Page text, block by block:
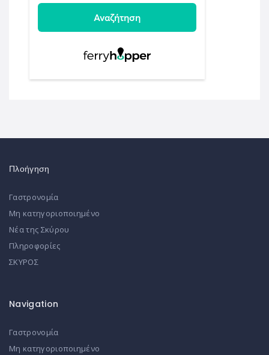
Πλοήγηση
Γαστρονομία
Μη κατηγοριοποιημένο
Νέα της Σκύρου
Πληροφορίες
ΣΚΥΡΟΣ
Navigation
Γαστρονομία
Μη κατηγοριοποιημένο